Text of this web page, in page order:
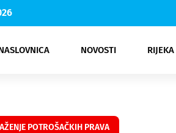
NOVOSTI
Rijeka Opatija
NK
Moda
Kultura
POTROŠAČKIH PRAVA